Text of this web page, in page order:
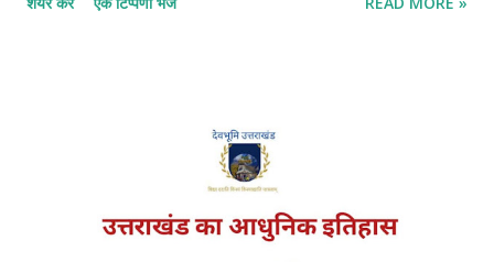
उभर कर आए जिन्होंने आगामी समय में आने वाले आंदोलनों में राष्ट्रीय स्वतंत्रता
क्रांति" की संज्ञा दी थी। कुली बेगार प्रथा का इतिहास उत्तराखंड में बेगारी का
अस्तित्व प्राचीन काल से ही रहा है कत्यूरी, चंद एवं गोरखों के समय बेगार प्रथा को
विशेष रूप से प्रोत्साहित किया गया। सन् 1815 ई. के पश्चात उत्तराखंड में ब्रिटिश
शासन स्थापित हुआ और बेगारी का नया स्वरूप प्रकट हुआ। ब्रिटिश काल ...